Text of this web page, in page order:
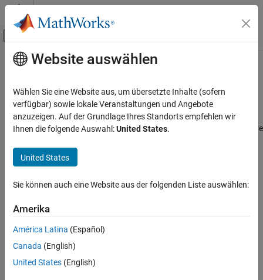
Weiter zum Inhalt
Umschaltung für Off-Canvas-
Startseite der Dokumentation
Raspberry Pi Blockset
Communication
Modbus
Quantity
ON THIS PAGE
Dependencies
Settings
Recommended Settings
Hauptinhalt
Quantity
Number of coil registers
Model Configuration Pane:Hardware Implementation / Hardware
properties
Description
Dependencies
To enable this parameter, select
Website auswählen
Wählen Sie eine Website aus, um übersetzte Inhalte (sofern
verfügbar) sowie lokale Veranstaltungen und Angebote
anzuzeigen. Auf der Grundlage Ihres Standorts empfehlen wir
Ihnen die folgende Auswahl:United States.
United States
Sie können auch eine Website aus der folgenden Liste auswählen:
Amerika
América Latina (Español)
Canada (English)
United States (English)